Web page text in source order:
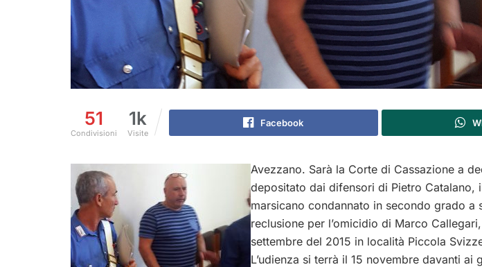
51
Condivisioni
1k
Visite
Facebook
Avezzano. Sarà la Corte di Cassazione a
depositato dai difensori di Pietro Catalano,
marsicano condannato in secondo grado a
reclusione per l’omicidio di Marco
settembre del 2015 in località Piccola
L’udienza si terrà il 15 novembre davanti ai